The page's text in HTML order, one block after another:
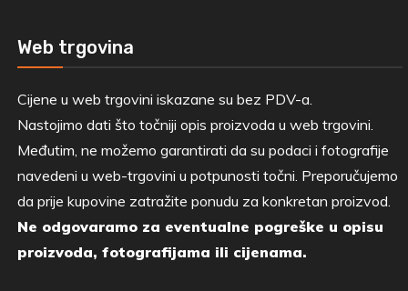
Web trgovina
Cijene u web trgovini iskazane su bez PDV-a.
Nastojimo dati što točniji opis proizvoda u web trgovini.
Međutim, ne možemo garantirati da su podaci i fotografije
navedeni u web-trgovini u potpunosti točni. Preporučujemo
da prije kupovine zatražite ponudu za konkretan proizvod.
Ne odgovaramo za eventualne pogreške u opisu
proizvoda, fotografijama ili cijenama.